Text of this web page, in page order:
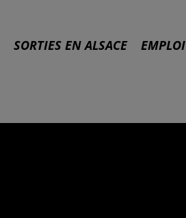
SORTIES EN ALSACE EMPLOI